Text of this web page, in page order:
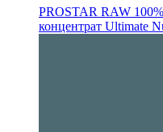
PROSTAR RAW
концентрат Ultimate